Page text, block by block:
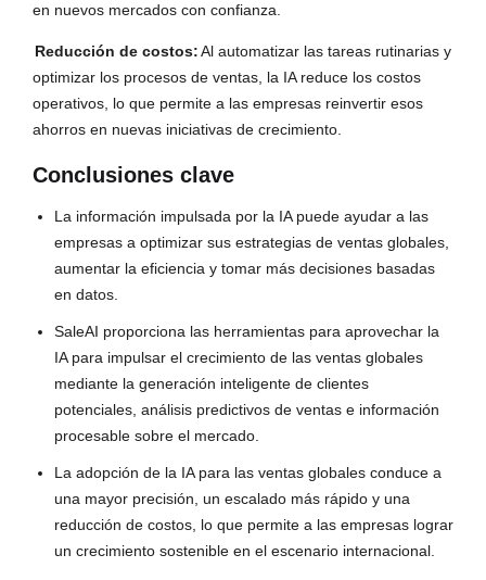
en nuevos mercados con confianza.
Reducción de costos:Al automatizar las tareas rutinarias y
optimizar los procesos de ventas, la IA reduce los costos
operativos, lo que permite a las empresas reinvertir esos
ahorros en nuevas iniciativas de crecimiento.
Conclusiones clave
La información impulsada por la IA puede ayudar a las
empresas a optimizar sus estrategias de ventas globales,
aumentar la eficiencia y tomar más decisiones basadas
en datos.
SaleAI proporciona las herramientas para aprovechar la
IA para impulsar el crecimiento de las ventas globales
mediante la generación inteligente de clientes
potenciales, análisis predictivos de ventas e información
procesable sobre el mercado.
La adopción de la IA para las ventas globales conduce a
una mayor precisión, un escalado más rápido y una
reducción de costos, lo que permite a las empresas lograr
un crecimiento sostenible en el escenario internacional.